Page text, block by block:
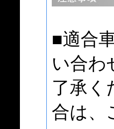
■適合
い合わ
了承く
合は、